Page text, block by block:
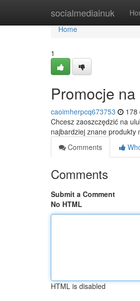
socialmediainuk
Home
Home
1
Promocje
caoimherpcq673753 178
Chcesz zaoszczędzić na
najbardziej znane produkty
Comments
Comments
Submit a Comment
No HTML
HTML is disabled